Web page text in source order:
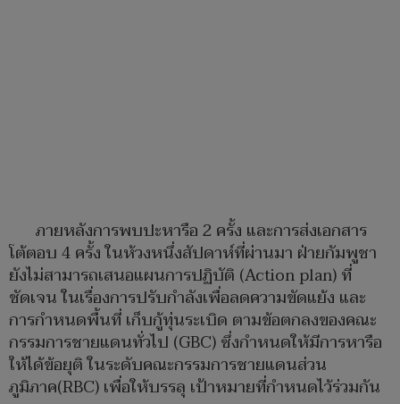
ภายหลังการพบปะหารือ 2 ครั้ง และการส่งเอกสาร
โต้ตอบ 4 ครั้ง ในห้วงหนึ่งสัปดาห์ที่ผ่านมา ฝ่ายกัมพูชา
ยังไม่สามารถเสนอแผนการปฏิบัติ (Action plan) ที่
ชัดเจน ในเรื่องการปรับกำลังเพื่อลดความขัดแย้ง และ
การกำหนดพื้นที่ เก็บกู้ทุ่นระเบิด ตามข้อตกลงของคณะ
กรรมการชายแดนทั่วไป (GBC) ซึ่งกำหนดให้มีการหารือ
ให้ได้ข้อยุติ ในระดับคณะกรรมการชายแดนส่วน
ภูมิภาค(RBC) เพื่อให้บรรลุ เป้าหมายที่กำหนดไว้ร่วมกัน